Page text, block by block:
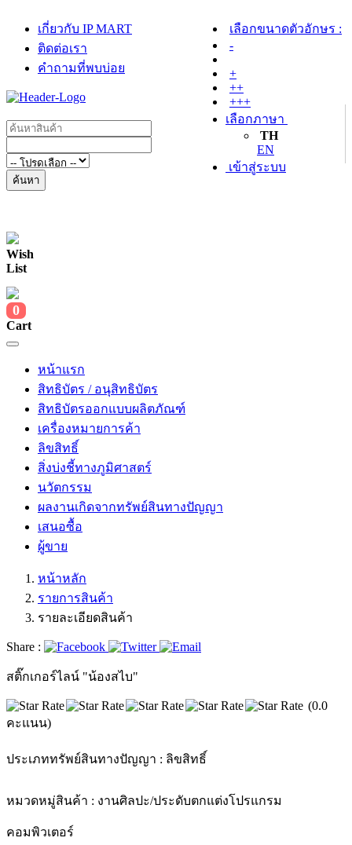
เกี่ยวกับ IP MART
ติดต่อเรา
คำถามที่พบบ่อย
เลือกขนาดตัวอักษร :
-
+
++
+++
เลือกภาษา
TH
EN
เข้าสู่ระบบ
ค้นหา
Wish
List
0
Cart
หน้าแรก
สิทธิบัตร / อนุสิทธิบัตร
สิทธิบัตรออกแบบผลิตภัณฑ์
เครื่องหมายการค้า
ลิขสิทธิ์
สิ่งบ่งชี้ทางภูมิศาสตร์
นวัตกรรม
ผลงานเกิดจากทรัพย์สินทางปัญญา
เสนอซื้อ
ผู้ขาย
หน้าหลัก
รายการสินค้า
รายละเอียดสินค้า
Share :
สติ๊กเกอร์ไลน์ "น้องสไบ"
(0.0
คะแนน)
ประเภททรัพย์สินทางปัญญา : ลิขสิทธิ์
หมวดหมู่สินค้า : งานศิลปะ/ประดับตกแต่งโปรแกรม
คอมพิวเตอร์